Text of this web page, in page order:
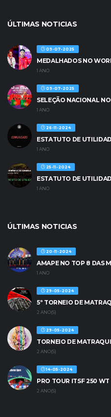
ÚLTIMAS NOTICIAS
09-07-2025
MEDALHADOS NO
1 ANO
09-07-2025
SELEÇÃO NACIONAL
1 ANO
26-11-2024
ESTATUTO DE
1 ANO
25-11-2024
ESTATUTO DE
1 ANO
ÚLTIMAS NOTICIAS
20-11-2024
AMAPE NO TOP 8 DAS
1 ANO
29-05-2024
5º TORNEIO DE
2 ANO(S)
29-05-2024
TORNEIO DE
2 ANO(S)
14-05-2024
PRO TOUR ITSF 250 WT
2 ANO(S)